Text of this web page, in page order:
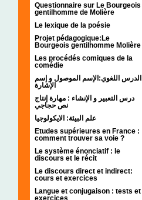
Questionnaire sur Le Bourgeois
gentilhomme de Molière
Le lexique de la poésie
Projet pédagogique:Le
Bourgeois gentilhomme Molière
Les procédés comiques de la
comédie
الدرس اللغوي:الإسم الموصول و إسم
الإشارة
درس التعبير و الإنشاء : مهارة إنتاج
نص حجاجي
علم البيئة: الايكولوجيا
Etudes supérieures en France :
comment trouver sa voie ?
Le système énonciatif : le
discours et le récit
Le discours direct et indirect:
cours et exercices
Langue et conjugaison : tests et
exercices